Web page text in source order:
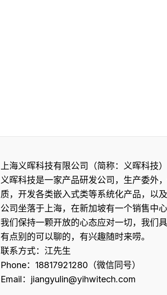
上海义晖科技有限公司（简称：义晖科技）
义晖科技是一家产品研发公司，生产委外
质，开发各类嵌入式类等系统化产品，以及
公司坐落于上海，在新加坡有一个销售中
我们保持一颗开放的心态应对一切，我们
有点别的可以聊的，有兴趣随时来唠。
联系方式：江先生
Phone：18817921280（微信同号）
Email：jiangyulin@yihwitech.com